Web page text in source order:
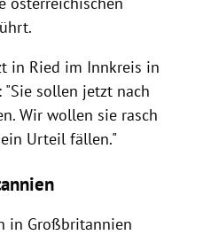
in Ried im Innkreis in
sollen jetzt nach
Wir wollen sie rasch
Urteil fällen."
in Großbritannien